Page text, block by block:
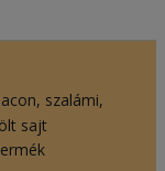
szalámi
sajt